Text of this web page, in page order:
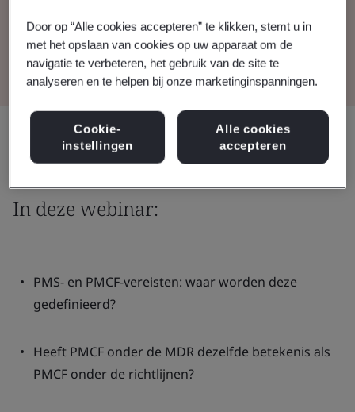
Bekijk de webinar
In deze webinar:
PMS- en PMCF-vereisten: waar worden deze
gedefinieerd?
Heeft PMCF onder de MDR dezelfde betekenis als
PMCF onder de richtlijnen?
Door op “Alle cookies accepteren” te klikken, stemt u in
met het opslaan van cookies op uw apparaat om de
navigatie te verbeteren, het gebruik van de site te
analyseren en te helpen bij onze marketinginspanningen.
Cookie-
instellingen
Alle cookies
accepteren